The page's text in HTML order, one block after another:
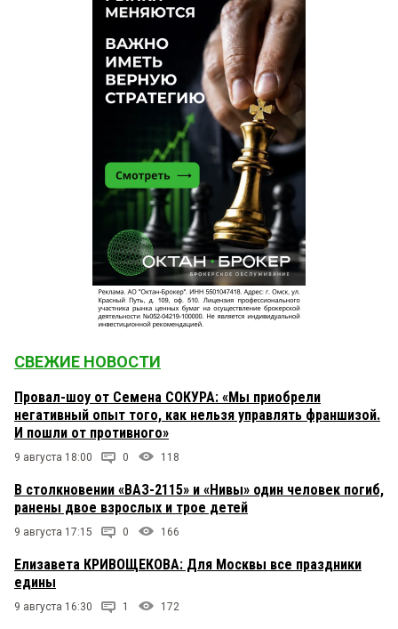
СВЕЖИЕ НОВОСТИ
Провал-шоу от Семена СОКУРА: «Мы приобрели
негативный опыт того, как нельзя управлять франшизой.
И пошли от противного»
9 августа 18:00 0 118
В столкновении «ВАЗ-2115» и «Нивы» один человек погиб,
ранены двое взрослых и трое детей
9 августа 17:15 0 166
Елизавета КРИВОЩЕКОВА: Для Москвы все праздники
едины
9 августа 16:30 1 172